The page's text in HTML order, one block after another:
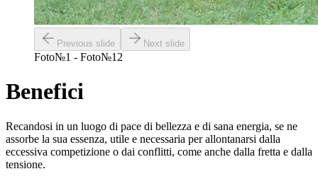
Previous slide Next slide
Foto№1 - Foto№12
Benefici
Recandosi in un luogo di pace di bellezza e di sana energia, se ne
assorbe la sua essenza, utile e necessaria per allontanarsi dalla
eccessiva competizione o dai conflitti, come anche dalla fretta e dalla
tensione.